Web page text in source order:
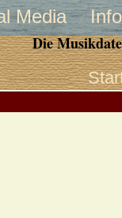
Media Info
Die